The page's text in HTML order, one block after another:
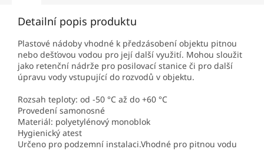
Detailní popis produktu
Plastové nádoby vhodné k předzásobení objektu pitnou
nebo dešťovou vodou pro její další využití. Mohou sloužit
jako retenční nádrže pro posilovací stanice či pro další
úpravu vody vstupující do rozvodů v objektu.
Rozsah teploty: od -50 °C až do +60 °C
Provedení samonosné
Materiál: polyetylénový monoblok
Hygienický atest
Určeno pro podzemní instalaci.Vhodné pro pitnou vodu